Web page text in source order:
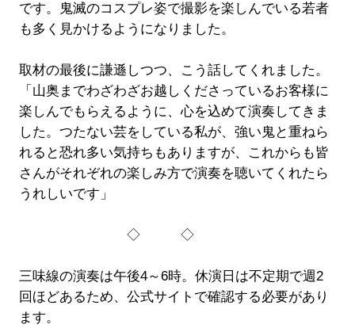
です。鬼滅のコスプレ姿で撮影を楽しんでいる若者
も多く見かけるようになりました。
取材の最後に謙遜しつつ、こう話してくれました。
「山奥までわざわざお越しくださっているお客様に
楽しんでもらえるように、心を込めて演奏してきま
した。つたない芸をしている私が、強い鬼と重ねら
れると恐れ多い気持ちもありますが、これからも皆
さんがそれぞれの楽しみ方で演奏を聴いてくれたら
うれしいです」
◇ ◇
三味線の演奏は午後4～6時。休演日は不定期で週2
回ほどあるため、公式サイトで確認する必要があり
ます。